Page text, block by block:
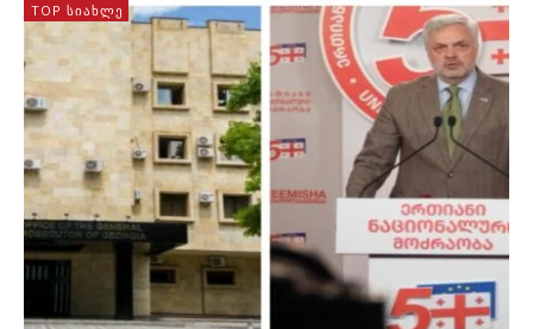
TOP ᲡᲘᲐᲮᲚᲔ